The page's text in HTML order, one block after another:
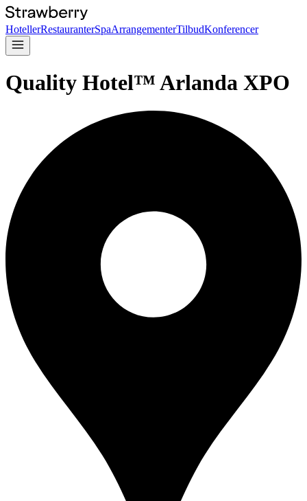
HotellerRestauranterSpaArrangementerTilbudKonferencer
Quality Hotel™ Arlanda XPO